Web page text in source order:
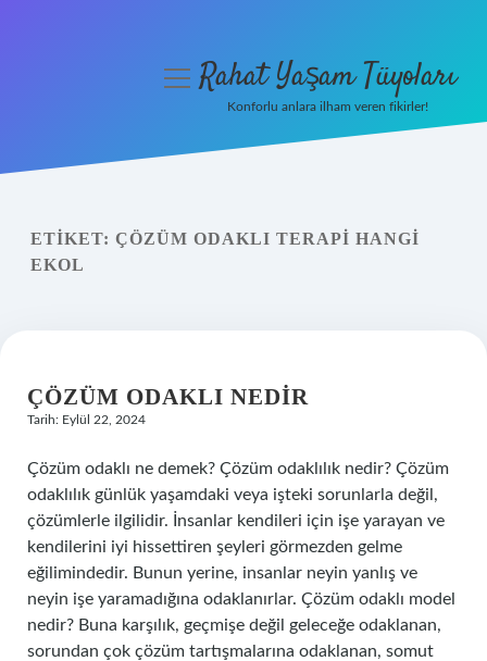
Yasal Uyarı
menüyüRahat Yaşam Tüyoları
Konforlu anlara ilham veren fikirler!
ETIKET: ÇÖZÜM ODAKLI TERAPI HANGI
EKOL
ÇÖZÜM ODAKLI NEDIR
Tarih: Eylül 22, 2024
Çözüm odaklı ne demek? Çözüm odaklılık nedir? Çözüm
odaklılık günlük yaşamdaki veya işteki sorunlarla değil,
çözümlerle ilgilidir. İnsanlar kendileri için işe yarayan ve
kendilerini iyi hissettiren şeyleri görmezden gelme
eğilimindedir. Bunun yerine, insanlar neyin yanlış ve
neyin işe yaramadığına odaklanırlar. Çözüm odaklı model
nedir? Buna karşılık, geçmişe değil geleceğe odaklanan,
sorundan çok çözüm tartışmalarına odaklanan, somut